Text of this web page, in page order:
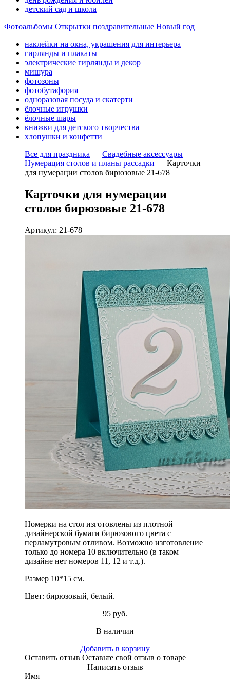
детский сад и школа
Фотоальбомы Открытки поздравительные Новый год
наклейки на окна, украшения для интерьера
гирлянды и плакаты
электрические гирлянды и декор
мишура
фотозоны
фотобутафория
одноразовая посуда и скатерти
ёлочные игрушки
ёлочные шары
книжки для детского творчества
хлопушки и конфетти
Все для праздника — Свадебные аксессуары —
Нумерация столов и планы рассадки — Карточки
для нумерации столов бирюзовые 21-678
Карточки для нумерации
столов бирюзовые 21-678
Артикул: 21-678
Номерки на стол изготовлены из плотной
дизайнерской бумаги бирюзового цвета с
перламутровым отливом. Возможно изготовление
только до номера 10 включительно (в таком
дизайне нет номеров 11, 12 и т.д.).
Размер 10*15 см.
Цвет: бирюзовый, белый.
95 руб.
В наличии
Добавить в корзину
Оставить отзыв Оставьте свой отзыв о товаре
Написать отзыв
Имя